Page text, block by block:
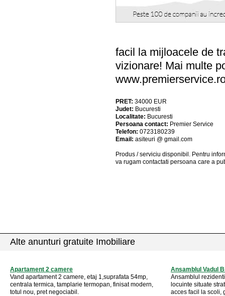
facil la mijloacele de
vizionare! Mai multe
PRET: 34000 EUR
Judet: Bucuresti
Localitate: Bucuresti
Persoana contact: Premier Service
Telefon: 0723180239
Email: asiteuri @ gmail.com
Produs / serviciu disponibil . Pentru
va rugam contactati persoana care a
Alte anunturi gratuite Imobiliare
Apartament 2 camere
Vand apartament 2 camere, etaj 1,suprafata 54mp,
centrala termica, tamplarie termopan, finisat modern,
totul nou, pret negociabil.
Ansamblul Vadul
Ansamblul
locuinte situate
acces facil la scoli,